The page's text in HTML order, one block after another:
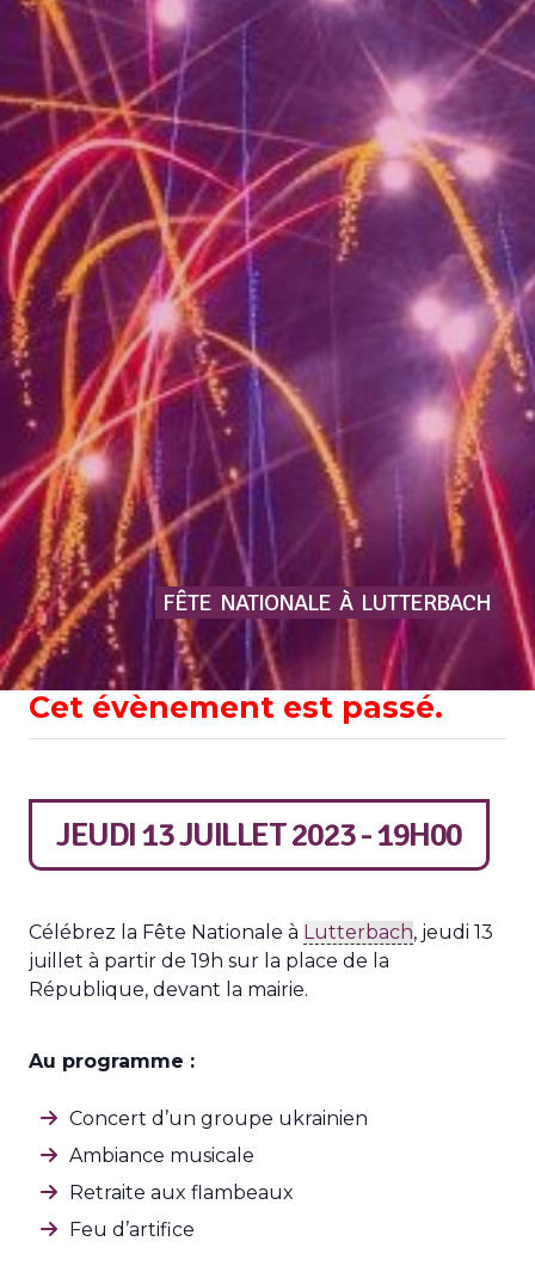
FÊTE NATIONALE À LUTTERBACH
Cet évènement est passé.
JEUDI 13 JUILLET 2023 - 19H00
Célébrez la Fête Nationale à Lutterbach, jeudi 13
juillet à partir de 19h sur la place de la
République, devant la mairie.
Au programme :
Concert d’un groupe ukrainien
Ambiance musicale
Retraite aux flambeaux
Feu d’artifice